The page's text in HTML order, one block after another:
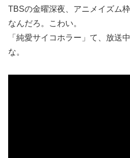
TBSの金曜深夜、アニメイズム枠
なんだろ。こわい。
「純愛サイコホラー」て、放送
な。